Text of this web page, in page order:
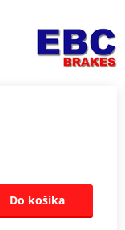
Do košíka